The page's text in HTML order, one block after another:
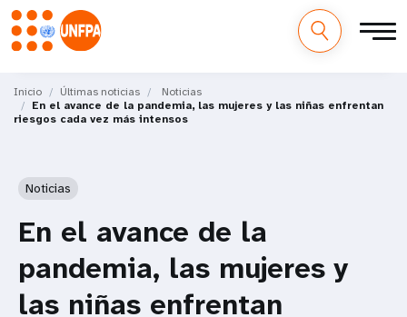
contenido
principal
M
a
Inicio Últimas noticias
Noticias
En el avance de la pandemia, las mujeres y las niñas enfrentan
riesgos cada vez más intensos
Noticias
En el avance de la
pandemia, las mujeres y
las niñas enfrentan